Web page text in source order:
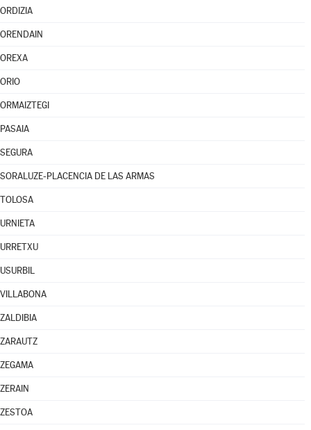
ORDIZIA
ORENDAIN
OREXA
ORIO
ORMAIZTEGI
PASAIA
SEGURA
SORALUZE-PLACENCIA DE LAS ARMAS
TOLOSA
URNIETA
URRETXU
USURBIL
VILLABONA
ZALDIBIA
ZARAUTZ
ZEGAMA
ZERAIN
ZESTOA